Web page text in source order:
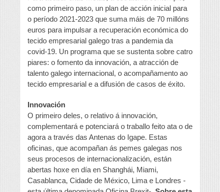
como primeiro paso, un plan de acción inicial para
o período 2021-2023 que suma máis de 70 millóns
euros para impulsar a recuperación económica do
tecido empresarial galego tras a pandemia da
covid-19. Un programa que se sustenta sobre catro
piares: o fomento da innovación, a atracción de
talento galego internacional, o acompañamento ao
tecido empresarial e a difusión de casos de éxito.
Innovación
O primeiro deles, o relativo á innovación,
complementará e potenciará o traballo feito ata o de
agora a través das Antenas do Igape. Estas
oficinas, que acompañan ás pemes galegas nos
seus procesos de internacionalización, están
abertas hoxe en día en Shanghái, Miami,
Casablanca, Cidade de México, Lima e Londres -